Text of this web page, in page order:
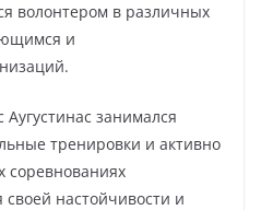
волонтером в различных
и
занимался
тренировки и активно
соревнованиях
своей настойчивости и